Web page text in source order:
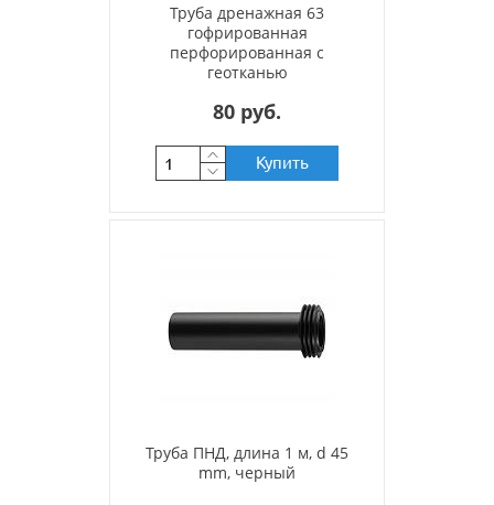
Труба дренажная 63
гофрированная
перфорированная с
геотканью
80 руб.
Купить
Труба ПНД, длина 1 м, d 45
mm, черный